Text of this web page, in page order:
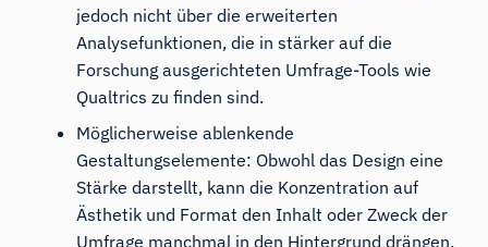
jedoch nicht über die erweiterten
Analysefunktionen, die in stärker auf die
Forschung ausgerichteten Umfrage-Tools wie
Qualtrics zu finden sind.
Möglicherweise ablenkende
Gestaltungselemente: Obwohl das Design eine
Stärke darstellt, kann die Konzentration auf
Ästhetik und Format den Inhalt oder Zweck der
Umfrage manchmal in den Hintergrund drängen,